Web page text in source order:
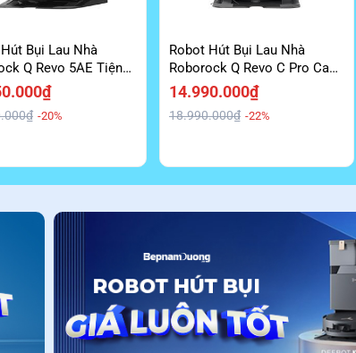
Bụi Lau Nhà
Q Revo 5AE Tiện
Tốt
-20%
Robot Hút Bụi Lau Nhà
Roborock Q Revo C Pro Cao
Cấp Giá Ưu Đãi
14.990.000₫
18.990.000₫ -22%